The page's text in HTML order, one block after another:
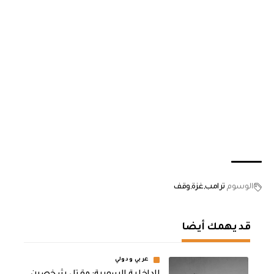
الوسوم ترامب غزة وقف
قد يهمك أيضا
عربي ودولي